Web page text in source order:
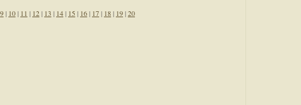
9| 10| 11 | 12| 13 | 14| 15 | 16| 17| 18| 19|20